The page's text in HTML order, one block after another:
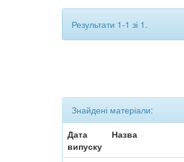
Результати 1-1 зі 1.
Знайдені матеріали:
Дата
випуску
Назва